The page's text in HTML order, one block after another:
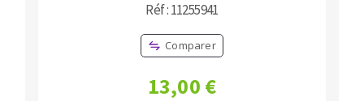
Réf : 11255941
Comparer
13,00 €